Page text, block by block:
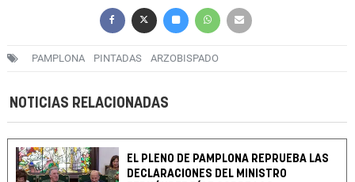
PAMPLONA PINTADAS ARZOBISPADO
NOTICIAS RELACIONADAS
EL PLENO DE PAMPLONA REPRUEBA LAS
DECLARACIONES DEL MINISTRO